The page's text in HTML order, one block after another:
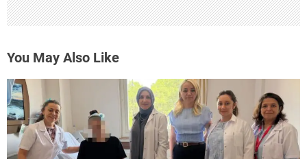
You May Also Like